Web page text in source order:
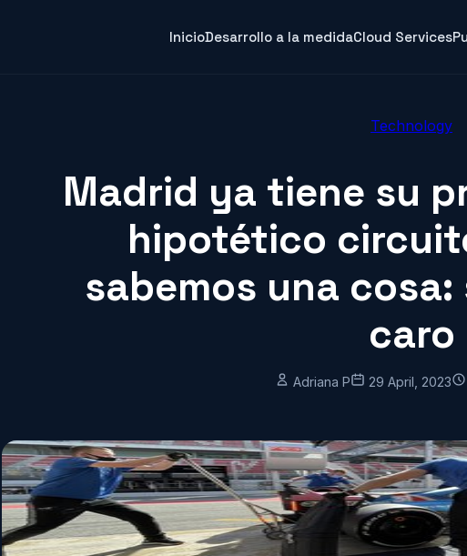
InicioDesarrollo a la medidaCloud Services
Technology
Madrid ya tiene su
hipotético
sabemos una
caro
Adriana P 29 April, 2023